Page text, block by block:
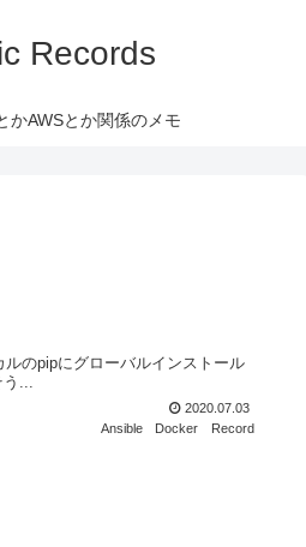
Records
かAWSとか関係のメモ
のpipにグローバルインストール
...
2020.07.03
Ansible
Docker Record